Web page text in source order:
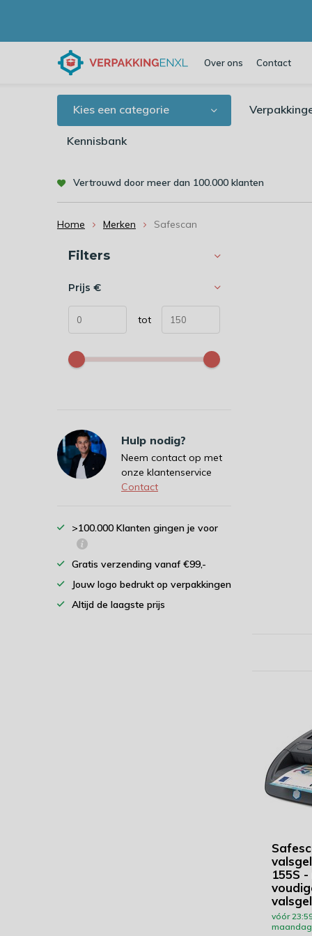
Over ons Contact
Kies een categorie
Kennisbank
Vertrouwd door meer dan 100.000 klanten
Home Merken Safescan
155S
vóór
Sorteren op:
Filters
Prijs €
tot
Hulp nodig?
Neem contact op met
onze klantenservice
Contact
>100.000 Klanten gingen je voor
Gratis verzending vanaf €99,-
Jouw logo bedrukt op verpakkingen
Altijd de laagste prijs